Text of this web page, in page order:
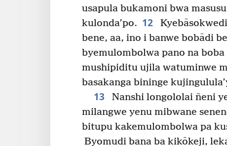
usapula bukamoni bwa
kulonda’po. 12
bene, aa, ino i banwe bobādi
byemulombolwa pano na
mushipiditu ujila watuminwe
basakanga bininge
13 Nanshi longololai ñeni
milangwe yenu mibwane
bitupu kakemulombolwa pa
Byomudi bana ba kikōkeji,